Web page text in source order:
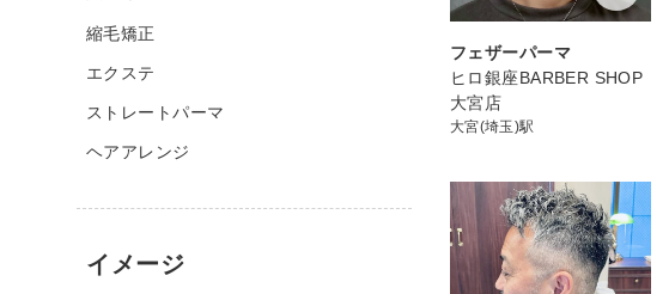
フェザーパーマ
ヒロ銀座BARBER SHOP
大宮店
大宮(埼玉)駅
縮毛矯正
エクステ
ストレートパーマ
ヘアアレンジ
イメージ